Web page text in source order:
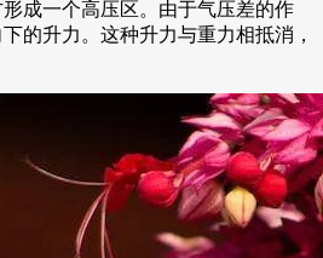
成一个高压区。由于气压差的作
的升力。这种升力与重力相抵消，